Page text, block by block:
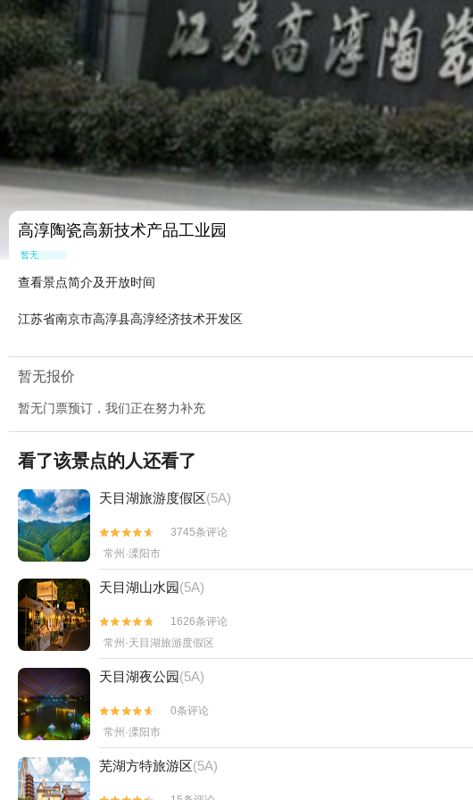
高淳陶瓷高新技术产品工业园
暂无点评
查看景点简介及开放时间
江苏省南京市高淳县高淳经济技术开发区
暂无报价
暂无门票预订，我们正在努力补充
看了该景点的人还看了
天目湖旅游度假区(5A)


3745条评论
常州·溧阳市
天目湖山水园(5A)


1626条评论
常州·天目湖旅游度假区
天目湖夜公园(5A)


0条评论
常州·溧阳市
芜湖方特旅游区(5A)